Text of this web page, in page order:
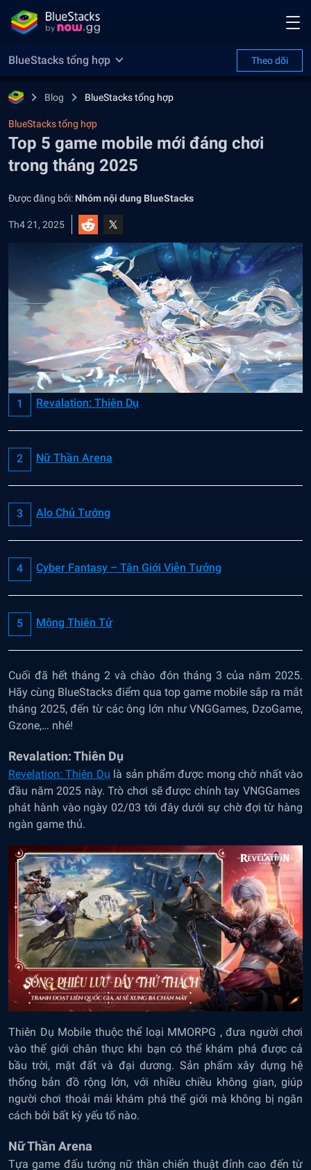
BlueStacks tổng hợp Theo dõi
Blog BlueStacks tổng hợp
BlueStacks tổng hợp
Top 5 game mobile mới đáng chơi
trong tháng 2025
Được đăng bởi: Nhóm nội dung BlueStacks
Th4 21, 2025
Revalation: Thiên Dụ
Nữ Thần Arena
Alo Chủ Tướng
Cyber Fantasy – Tân Giới Viễn Tưởng
Mộng Thiên Tử
Cuối đã hết tháng 2 và chào đón tháng 3 của năm 2025.
Hãy cùng BlueStacks điểm qua top game mobile sắp ra mắt
tháng 2025, đến từ các ông lớn như VNGGames, DzoGame,
Gzone,… nhé!
Revalation: Thiên Dụ
Revelation: Thiên Dụ là sản phẩm được mong chờ nhất vào
đầu năm 2025 này. Trò chơi sẽ được chính tay VNGGames
phát hành vào ngày 02/03 tới đây dưới sự chờ đợi từ hàng
ngàn game thủ.
Thiên Dụ Mobile thuộc thể loại MMORPG , đưa người chơi
vào thế giới chân thực khi bạn có thể khám phá được cả
bầu trời, mặt đất và đại dương. Sản phẩm xây dựng hệ
thống bản đồ rộng lớn, với nhiều chiều không gian, giúp
người chơi thoải mái khám phá thế giới mà không bị ngăn
cách bởi bất kỳ yếu tố nào.
Nữ Thần Arena
Tựa game đấu tướng nữ thần chiến thuật đỉnh cao đến từ